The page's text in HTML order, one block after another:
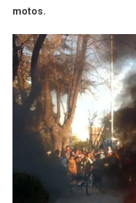
motos.